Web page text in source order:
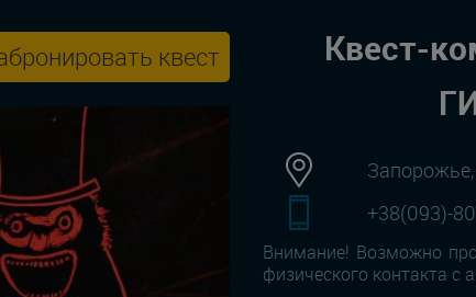
квест
Квест-
+38(093)-
Внимание! Возможно
физического контакта с